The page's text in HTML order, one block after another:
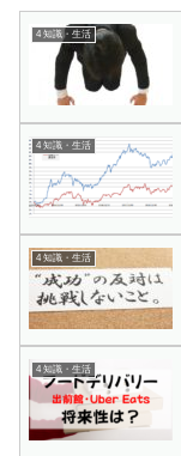
4 知識・生活
4 知識・生活
4 知識・生活
4 知識・生活